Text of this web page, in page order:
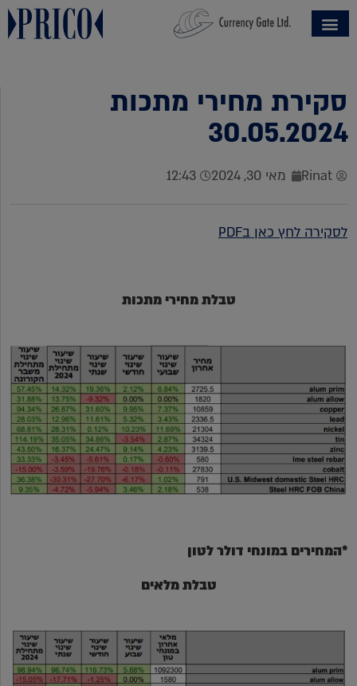
סקירת מחירי מתכות
30.05.2024
Rinat מאי 30, 2024 12:43
לסקירה לחץ כאן בPDF
טבלת מחירי מתכות
*המחירים במונחי דולר לטון
טבלת מלאים